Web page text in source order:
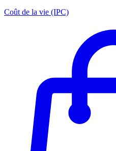
Coût de la vie (IPC)